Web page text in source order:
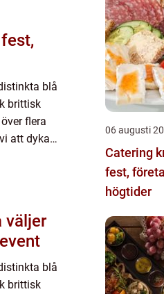
blå
brittisk
flera
att dyka
blå
brittisk
06 augusti
Catering
fest,
högtider